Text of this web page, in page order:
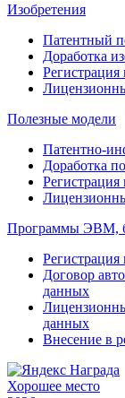
Изобретения
Патентный
Доработка
Регистрация
Полезные модели
Патентно-
Доработка
Программы ЭВМ,
Договор
данных
данных
Внесение в
Хорошее место